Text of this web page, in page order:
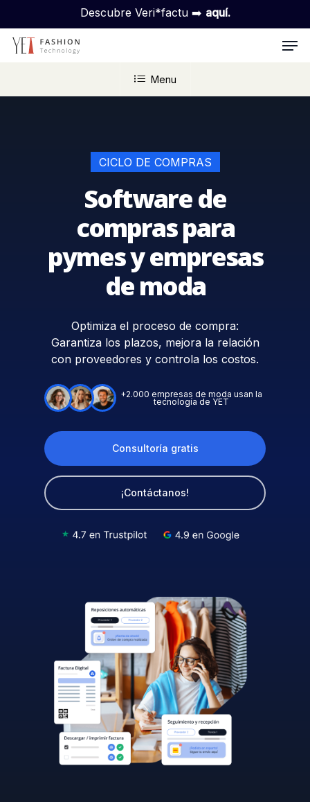
to
main
Descubre Veri*factu ➡️ aquí.
Menu
CICLO DE COMPRAS
Software de
compras para
pymes y empresas
de moda
Optimiza el proceso de compra:
Garantiza los plazos, mejora la relación
con proveedores y controla los costos.
+2.000 empresas de moda usan la
tecnología de YET
Consultoría gratis
¡Contáctanos!